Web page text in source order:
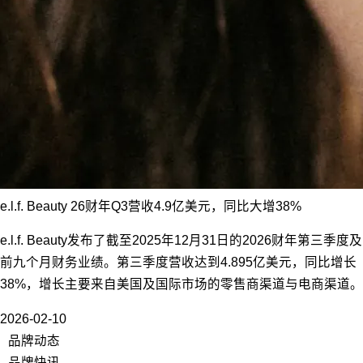
e.l.f. Beauty 26财年Q3营收4.9亿美元，同比大增38%
e.l.f. Beauty发布了截至2025年12月31日的2026财年第三季度及
前九个月财务业绩。第三季度营收达到4.895亿美元，同比增长
38%，增长主要来自美国及国际市场的零售商渠道与电商渠道。
2026-02-10
品牌动态